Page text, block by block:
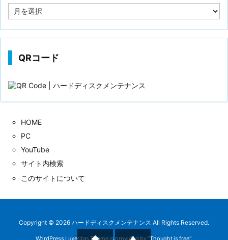
稿
QRコード
HOME
PC
YouTube
サイト内検索
このサイトについて
Copyright © 2026 ハードディスクメンテナンス All Rights Reserved.
WordPress Luxeritas Theme is provided by "Thought is free".